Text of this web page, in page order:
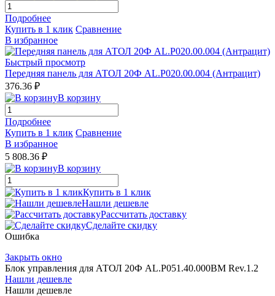
Подробнее
Купить в 1 клик Сравнение
В избранное
Быстрый просмотр
Передняя панель для АТОЛ 20Ф AL.P020.00.004 (Антрацит)
376.36 ₽
В корзину
Подробнее
Купить в 1 клик Сравнение
В избранное
5 808.36 ₽
В корзину
Купить в 1 клик
Нашли дешевле
Рассчитать доставку
Сделайте скидку
Ошибка
Закрыть окно
Блок управления для АТОЛ 20Ф AL.P051.40.000BM Rev.1.2
Нашли дешевле
Нашли дешевле